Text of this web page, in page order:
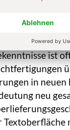
Kündung
des
der
ist
in
neu